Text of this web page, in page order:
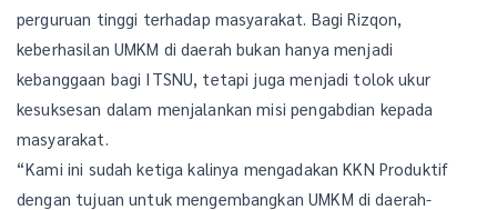
perguruan tinggi terhadap masyarakat. Bagi Rizqon,
keberhasilan UMKM di daerah bukan hanya menjadi
kebanggaan bagi ITSNU, tetapi juga menjadi tolok ukur
kesuksesan dalam menjalankan misi pengabdian kepada
masyarakat.
“Kami ini sudah ketiga kalinya mengadakan KKN Produktif
dengan tujuan untuk mengembangkan UMKM di daerah-